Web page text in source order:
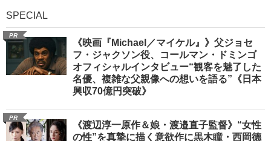
SPECIAL
PR
《映画『Michael／マイケル』》父ジョセ
フ・ジャクソン役、コールマン・ドミンゴ
オフィシャルインタビュー“観客を魅了した
名優、複雑な父親像への想いを語る”《日本
興収70億円突破》
PR
《渡辺淳一原作＆娘・渡邉直子監督》“女性
の性”を真摯に描く意欲作に黒木瞳・西岡德